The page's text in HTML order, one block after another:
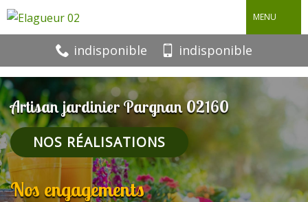
MENU
indisponible indisponible
Artisan jardinier Pargnan 02160
NOS RÉALISATIONS
Nos engagements